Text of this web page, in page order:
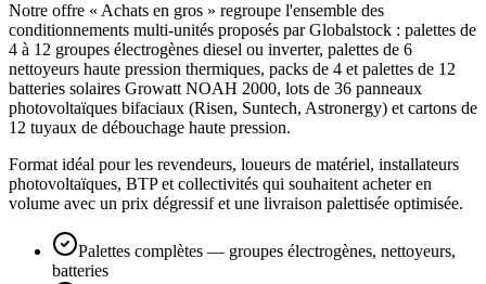
Notre offre « Achats en gros » regroupe l'ensemble des
conditionnements multi-unités proposés par Globalstock : palettes de
4 à 12 groupes électrogènes diesel ou inverter, palettes de 6
nettoyeurs haute pression thermiques, packs de 4 et palettes de 12
batteries solaires Growatt NOAH 2000, lots de 36 panneaux
photovoltaïques bifaciaux (Risen, Suntech, Astronergy) et cartons de
12 tuyaux de débouchage haute pression.
Format idéal pour les revendeurs, loueurs de matériel, installateurs
photovoltaïques, BTP et collectivités qui souhaitent acheter en
volume avec un prix dégressif et une livraison palettisée optimisée.
Palettes complètes — groupes électrogènes, nettoyeurs,
batteries